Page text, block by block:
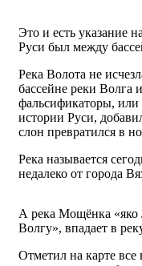
Это и есть указание
Руси был между
Река Волота не
бассейне реки Волга
фальсификаторы, или
истории Руси,
слон превратился в
Река называется
недалеко от города
А река Мощёнка
Волгу», впадает в
Отметил на карте все